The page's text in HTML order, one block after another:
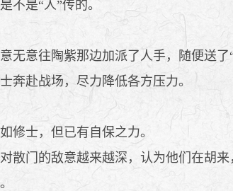
是“人”传的。
意往陶紫那边加派了人手，随便送了
赴战场，尽力降低各方压力。
修士，但已有自保之力。
门的敌意越来越深，认为他们在胡来